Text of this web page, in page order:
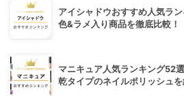
アイシャドウおすすめ人気ラ
色&ラメ入り商品を徹底比較！
マニキュア人気ランキング52
乾タイプのネイルポリッシュを